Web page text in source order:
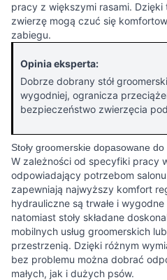
pracy z większymi rasami.
zwierzę mogą czuć się
zabiegu.
Opinia eksperta:
Dobrze dobrany stół
wygodniej, ogranicza
bezpieczeństwo zwierzęcia
Stoły groomerskie dopasowane
W zależności od specyfiki pracy
odpowiadający potrzebom
zapewniają najwyższy komfort
hydrauliczne są trwałe i
natomiast stoły składane
mobilnych usług groomerskich
przestrzenią. Dzięki różnym
bez problemu można dobrać
małych, jak i dużych psów.